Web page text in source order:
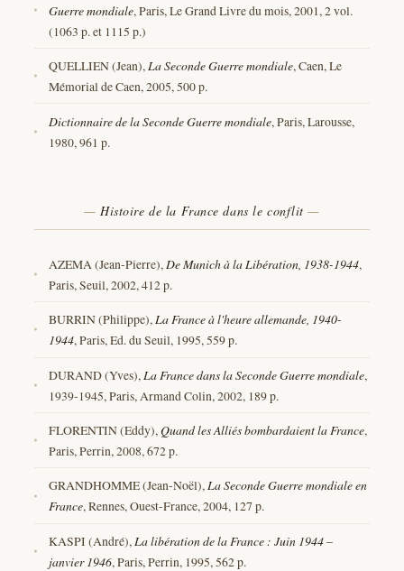
Guerre mondiale, Paris, Le Grand Livre du mois, 2001, 2 vol.
(1063 p. et 1115 p.)
QUELLIEN (Jean),La Seconde Guerre mondiale, Caen, Le
Mémorial de Caen, 2005, 500 p.
Dictionnaire de la Seconde Guerre mondiale, Paris, Larousse,
1980, 961 p.
Histoire de la France dans le conflit
AZEMA (Jean-Pierre),De Munich à la Libération, 1938-1944,
Paris, Seuil, 2002, 412 p.
BURRIN (Philippe),La France à l'heure allemande, 1940-
1944, Paris, Ed. du Seuil, 1995, 559 p.
DURAND (Yves),La France dans la Seconde Guerre mondiale,
1939-1945, Paris, Armand Colin, 2002, 189 p.
FLORENTIN (Eddy),Quand les Alliés bombardaient la France,
Paris, Perrin, 2008, 672 p.
GRANDHOMME (Jean-Noël),La Seconde Guerre mondiale en
France, Rennes, Ouest-France, 2004, 127 p.
KASPI (André),La libération de la France : Juin 1944 –
janvier 1946, Paris, Perrin, 1995, 562 p.